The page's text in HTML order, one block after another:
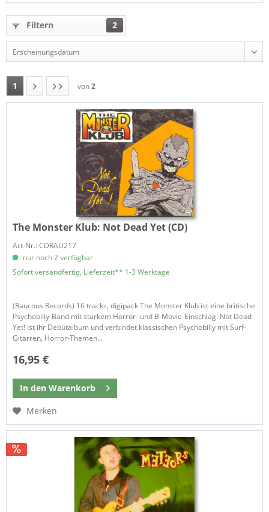
Filtern 2
1 von2
The Monster Klub: Not Dead Yet (CD)
Art-Nr.: CDRAU217
nur noch 2 verfügbar
Sofort versandfertig, Lieferzeit** 1-3 Werktage
(Raucous Records) 16 tracks, digipack The Monster Klub ist eine britische
Psychobilly-Band mit starkem Horror- und B-Movie-Einschlag. Not Dead
Yet! ist ihr Debütalbum und verbindet klassischen Psychobilly mit Surf-
Gitarren, Horror-Themen...
16,95 €
In den Warenkorb
Merken